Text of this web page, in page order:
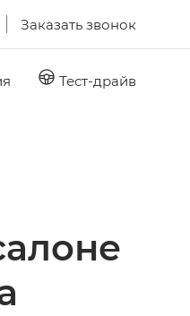
Заказать звонок
Тест-драйв